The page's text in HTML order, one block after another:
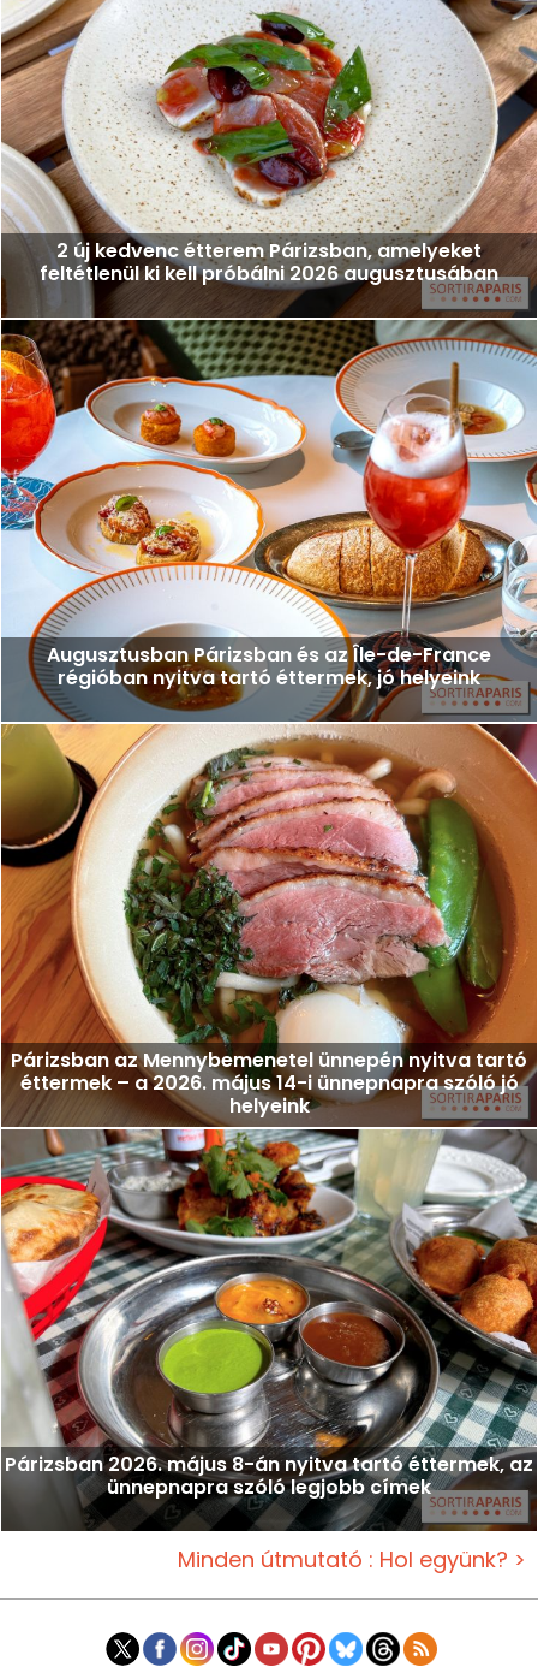
2 új kedvenc étterem Párizsban, amelyeket
feltétlenül ki kell próbálni 2026 augusztusában
Augusztusban Párizsban és az Île-de-France
régióban nyitva tartó éttermek, jó helyeink
Párizsban az Mennybemenetel ünnepén nyitva tartó
éttermek – a 2026. május 14-i ünnepnapra szóló jó
helyeink
Párizsban 2026. május 8-án nyitva tartó éttermek, az
ünnepnapra szóló legjobb címek
Minden útmutató : Hol együnk? >